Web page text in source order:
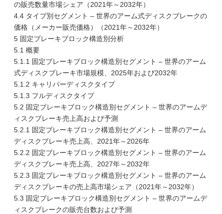
の販売数量市場シェア（2021年～2032年）
4.4 タイプ別セグメント – 世界のアーム式ディスクブレークの
価格（メーカー販売価格）（2021年～2032年）
5 固定ブレーキブロック構造別分析
5.1 概要
5.1.1 固定ブレーキブロック構造別セグメント – 世界のアーム
式ディスクブレーキ市場規模、2025年および2032年
5.1.2 キャリパーディスクタイプ
5.1.3 フルディスクタイプ
5.2 固定ブレーキブロック構造別セグメント – 世界のアームデ
ィスクブレーキ売上高および予測
5.2.1 固定ブレーキブロック構造別セグメント – 世界のアーム
ディスクブレーキ売上高、2021年～2026年
5.2.2 固定ブレーキブロック構造別セグメント – 世界のアーム
ディスクブレーキ売上高、2027年～2032年
5.2.3 固定ブレーキブロック構造別セグメント – 世界のアーム
ディスクブレーキの売上高市場シェア（2021年～2032年）
5.3 固定ブレーキブロック構造別セグメント – 世界のアームデ
ィスクブレークの販売台数および予測